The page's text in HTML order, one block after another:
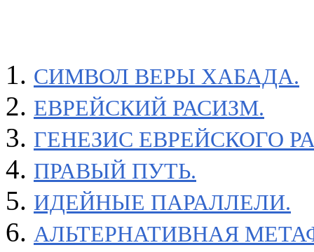
СИМВОЛ ВЕРЫ ХАБАДА.
ЕВРЕЙСКИЙ РАСИЗМ.
ГЕНЕЗИС ЕВРЕЙСКОГО
ПРАВЫЙ ПУТЬ.
ИДЕЙНЫЕ ПАРАЛЛЕЛИ.
АЛЬТЕРНАТИВНАЯ